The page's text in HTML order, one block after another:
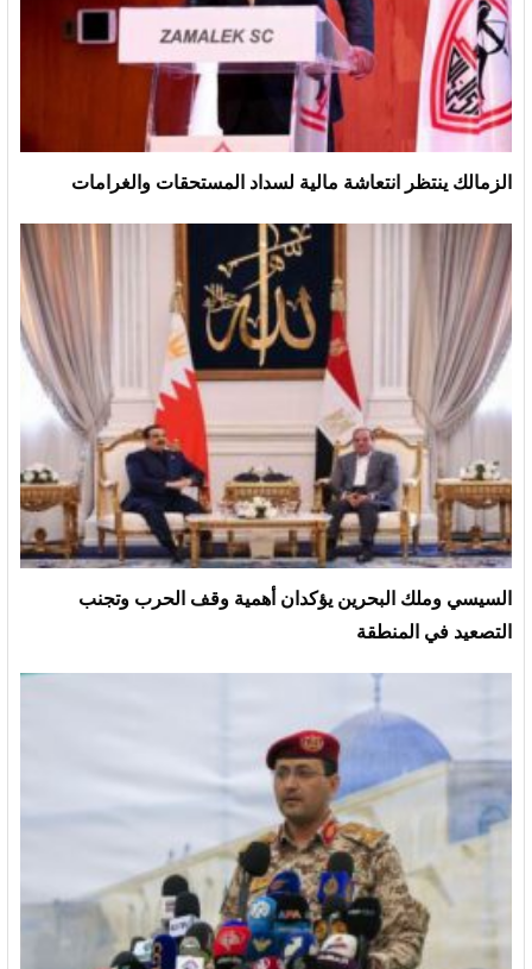
الزمالك ينتظر انتعاشة مالية لسداد المستحقات والغرامات
السيسي وملك البحرين يؤكدان أهمية وقف الحرب وتجنب
التصعيد في المنطقة